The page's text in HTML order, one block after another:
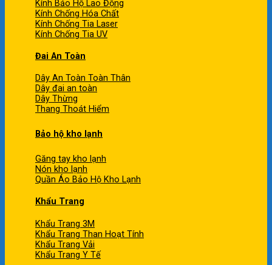
Kính Bảo Hộ Lao Động
Kính Chống Hóa Chất
Kính Chống Tia Laser
Kính Chống Tia UV
Đai An Toàn
Dây An Toàn Toàn Thân
Dây đai an toàn
Dây Thừng
Thang Thoát Hiểm
Bảo hộ kho lạnh
Găng tay kho lạnh
Nón kho lạnh
Quần Áo Bảo Hộ Kho Lạnh
Khẩu Trang
Khẩu Trang 3M
Khẩu Trang Than Hoạt Tính
Khẩu Trang Vải
Khẩu Trang Y Tế